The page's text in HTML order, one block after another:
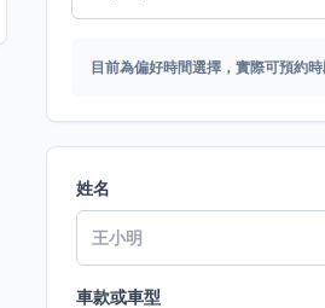
目前為偏好時間選擇，實際可預約
姓名
車款或車型